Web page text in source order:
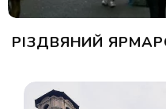
РІЗДВЯНИЙ